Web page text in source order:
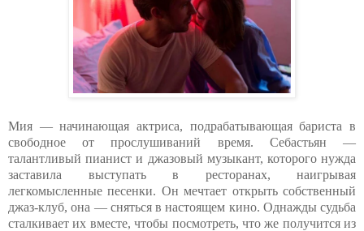
Мия — начинающая актриса, подрабатывающая бариста в
свободное от прослушиваний время. Себастьян —
талантливый пианист и джазовый музыкант, которого нужда
заставила выступать в ресторанах, наигрывая
легкомысленные песенки. Он мечтает открыть собственный
джаз-клуб, она — сняться в настоящем кино. Однажды судьба
сталкивает их вместе, чтобы посмотреть, что же получится из